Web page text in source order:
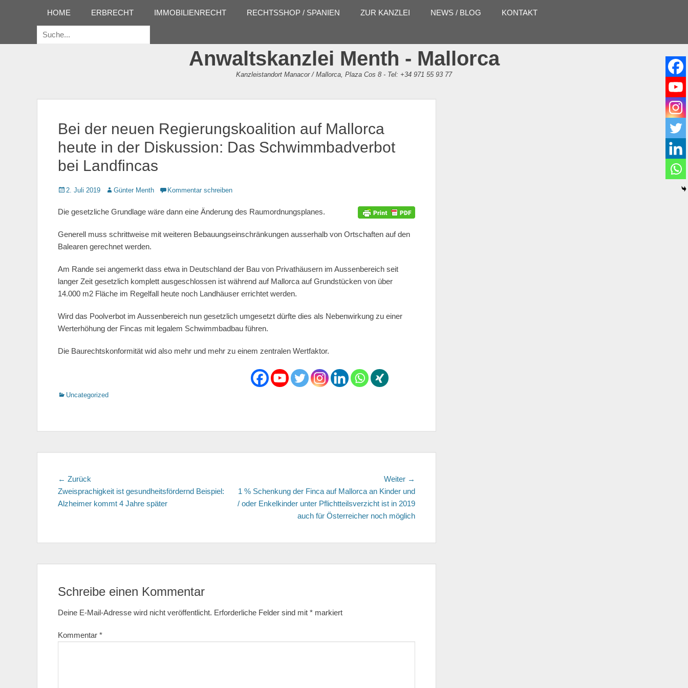
Erstes Menü
Inhalt:
HOME ERBRECHT IMMOBILIENRECHT RECHTSSHOP / SPANIEN ZUR KANZLEI NEWS / BLOG KONTAKT
Suche
Anwaltskanzlei Menth - Mallorca
Kanzleistandort Manacor / Mallorca, Plaza Cos 8 - Tel: +34 971 55 93 77
Bei der neuen Regierungskoalition auf Mallorca
heute in der Diskussion: Das Schwimmbadverbot
bei Landfincas
Gepostet
2. Juli 2019 AutorGünter Menth Kommentar schreiben
Die gesetzliche Grundlage wäre dann eine Änderung des Raumordnungsplanes.
Generell muss schrittweise mit weiteren Bebauungseinschränkungen ausserhalb von Ortschaften auf den
Balearen gerechnet werden.
Am Rande sei angemerkt dass etwa in Deutschland der Bau von Privathäusern im Aussenbereich seit
langer Zeit gesetzlich komplett ausgeschlossen ist während auf Mallorca auf Grundstücken von über
14.000 m2 Fläche im Regelfall heute noch Landhäuser errichtet werden.
Wird das Poolverbot im Aussenbereich nun gesetzlich umgesetzt dürfte dies als Nebenwirkung zu einer
Werterhöhung der Fincas mit legalem Schwimmbadbau führen.
Die Baurechtskonformität wid also mehr und mehr zu einem zentralen Wertfaktor.
Kategorien
Uncategorized
Beitragsnavigation
← Zurück
Beitrag:
Zweisprachigkeit ist gesundheitsfördernd Beispiel:
Alzheimer kommt 4 Jahre später
Weiter →
1 % Schenkung der Finca auf Mallorca an Kinder und
/ oder Enkelkinder unter Pflichtteilsverzicht ist in 2019
auch für Österreicher noch möglich
Schreibe einen Kommentar
Deine E-Mail-Adresse wird nicht veröffentlicht. Erforderliche Felder sind mit * markiert
Kommentar *